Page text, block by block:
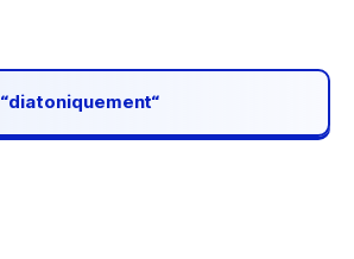
“diatoniquement“